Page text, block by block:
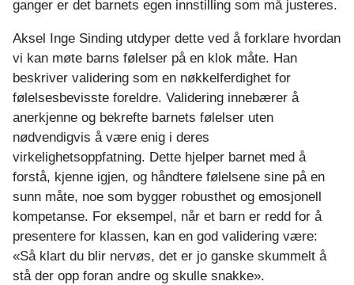
ganger er det barnets egen innstilling som må justeres.
Aksel Inge Sinding utdyper dette ved å forklare hvordan
vi kan møte barns følelser på en klok måte. Han
beskriver validering som en nøkkelferdighet for
følelsesbevisste foreldre. Validering innebærer å
anerkjenne og bekrefte barnets følelser uten
nødvendigvis å være enig i deres
virkelighetsoppfatning. Dette hjelper barnet med å
forstå, kjenne igjen, og håndtere følelsene sine på en
sunn måte, noe som bygger robusthet og emosjonell
kompetanse. For eksempel, når et barn er redd for å
presentere for klassen, kan en god validering være:
«Så klart du blir nervøs, det er jo ganske skummelt å
stå der opp foran andre og skulle snakke».